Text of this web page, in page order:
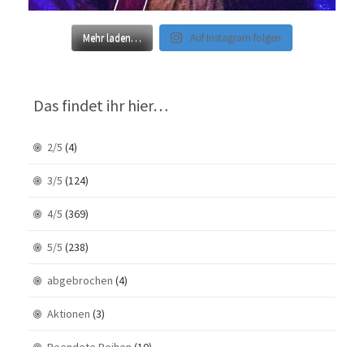
Mehr laden… Auf Instagram folgen
Das findet ihr hier…
2/5 (4)
3/5 (124)
4/5 (369)
5/5 (238)
abgebrochen (4)
Aktionen (3)